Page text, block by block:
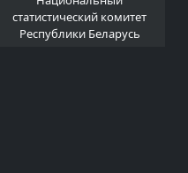
статистический комитет
Республики Беларусь